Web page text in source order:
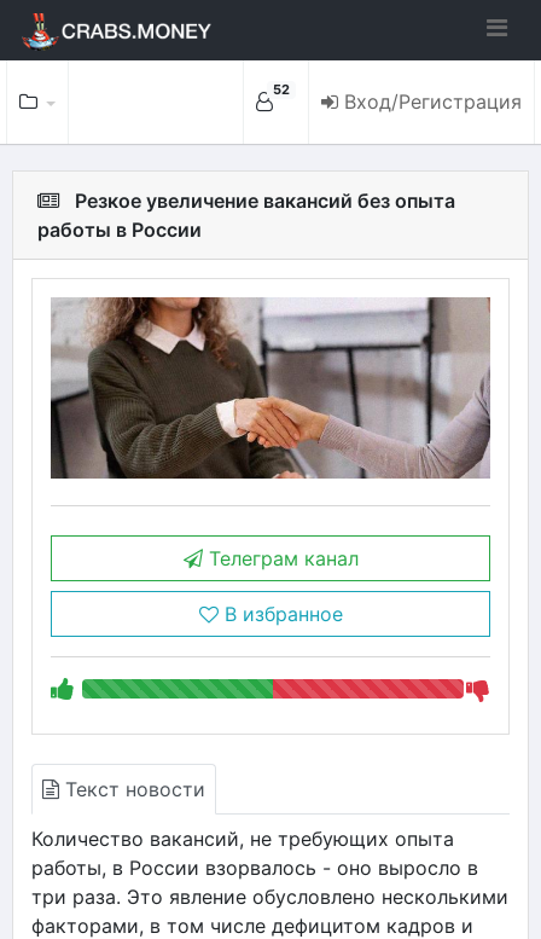
52 Вход/Регистрация
Резкое увеличение вакансий без опыта
работы в России
Телеграм канал
В избранное
Текст новости
Количество вакансий, не требующих опыта
работы, в России взорвалось - оно выросло в
три раза. Это явление обусловлено несколькими
факторами, в том числе дефицитом кадров и